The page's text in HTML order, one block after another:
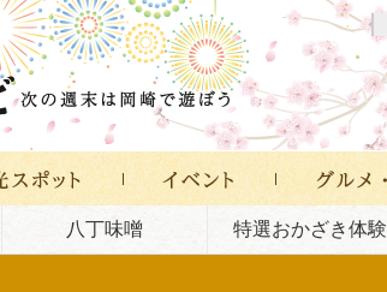
八丁味噌 特選おかざき体験